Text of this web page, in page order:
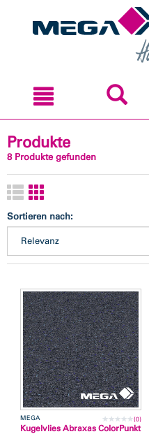
Produkte
8 Produkte gefunden
Sortieren nach:
MEGA (0)
Kugelvlies Abraxas ColorPunkt